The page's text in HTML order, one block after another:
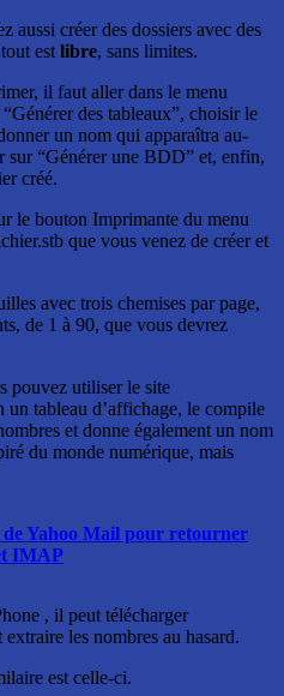
aussi créer des dossiers avec des
est libre, sans limites.
il faut aller dans le menu
des tableaux”, choisir le
un nom qui apparaîtra au-
sur “Générer une BDD” et, enfin,
créé.
le bouton Imprimante du menu
que vous venez de créer et
avec trois chemises par page,
de 1 à 90, que vous devrez
pouvez utiliser le site
un tableau d’affichage, le compile
et donne également un nom
du monde numérique, mais
Yahoo Mail pour retourner
IMAP
, il peut télécharger
les nombres au hasard.
est celle-ci.